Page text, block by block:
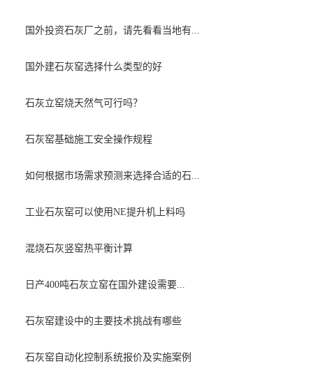
国外投资石灰厂之前，请先看看当地有...
国外建石灰窑选择什么类型的好
石灰立窑烧天然气可行吗？
石灰窑基础施工安全操作规程
如何根据市场需求预测来选择合适的石...
工业石灰窑可以使用NE提升机上料吗
混烧石灰竖窑热平衡计算
日产400吨石灰立窑在国外建设需要...
石灰窑建设中的主要技术挑战有哪些
石灰窑自动化控制系统报价及实施案例